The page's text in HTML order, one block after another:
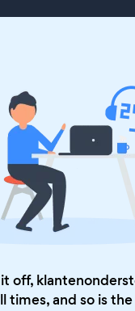
off,
times, and so is the